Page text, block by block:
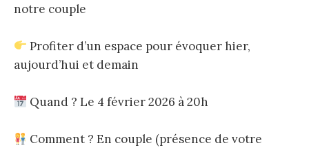
notre couple
Profiter d’un espace pour évoquer hier,
aujourd’hui et demain
Quand ? Le 4 février 2026 à 20h
Comment ? En couple (présence de votre